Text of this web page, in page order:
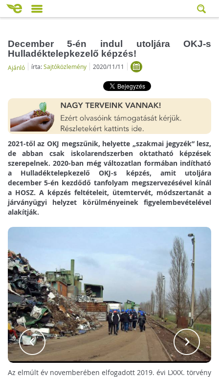
December 5-én indul utoljára OKJ-s
Hulladéktelepkezelő képzés!
Ajánló írta:Sajtóközlemény 2020/11/11
2021-től az OKJ megszűnik, helyette „szakmai jegyzék” lesz,
de abban csak iskolarendszerben oktatható képzések
szerepelnek. 2020-ban még változatlan formában indítható
a Hulladéktelepkezelő OKJ-s képzés, amit utoljára
december 5-én kezdődő tanfolyam megszervezésével kínál
a HOSZ. A képzés feltételeit, ütemtervét, módszertanát a
járványügyi helyzet körülményeinek figyelembevételével
alakítják.
Az elmúlt év novemberében elfogadott 2019. évi LXXX. törvény